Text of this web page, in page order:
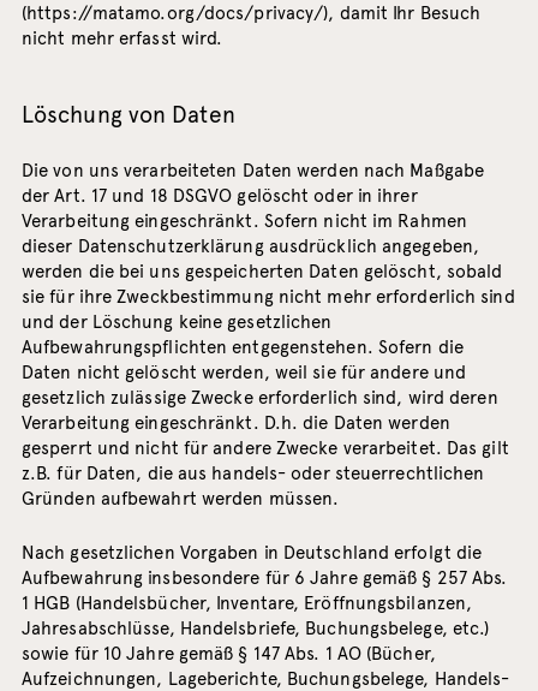
(https://matamo.org/docs/privacy/), damit Ihr Besuch
nicht mehr erfasst wird.
Löschung von Daten
Die von uns verarbeiteten Daten werden nach Maßgabe
der Art. 17 und 18 DSGVO gelöscht oder in ihrer
Verarbeitung eingeschränkt. Sofern nicht im Rahmen
dieser Datenschutzerklärung ausdrücklich angegeben,
werden die bei uns gespeicherten Daten gelöscht, sobald
sie für ihre Zweckbestimmung nicht mehr erforderlich sind
und der Löschung keine gesetzlichen
Aufbewahrungspflichten entgegenstehen. Sofern die
Daten nicht gelöscht werden, weil sie für andere und
gesetzlich zulässige Zwecke erforderlich sind, wird deren
Verarbeitung eingeschränkt. D.h. die Daten werden
gesperrt und nicht für andere Zwecke verarbeitet. Das gilt
z.B. für Daten, die aus handels- oder steuerrechtlichen
Gründen aufbewahrt werden müssen.
Nach gesetzlichen Vorgaben in Deutschland erfolgt die
Aufbewahrung insbesondere für 6 Jahre gemäß § 257 Abs.
1 HGB (Handelsbücher, Inventare, Eröffnungsbilanzen,
Jahresabschlüsse, Handelsbriefe, Buchungsbelege, etc.)
sowie für 10 Jahre gemäß § 147 Abs. 1 AO (Bücher,
Aufzeichnungen, Lageberichte, Buchungsbelege, Handels-